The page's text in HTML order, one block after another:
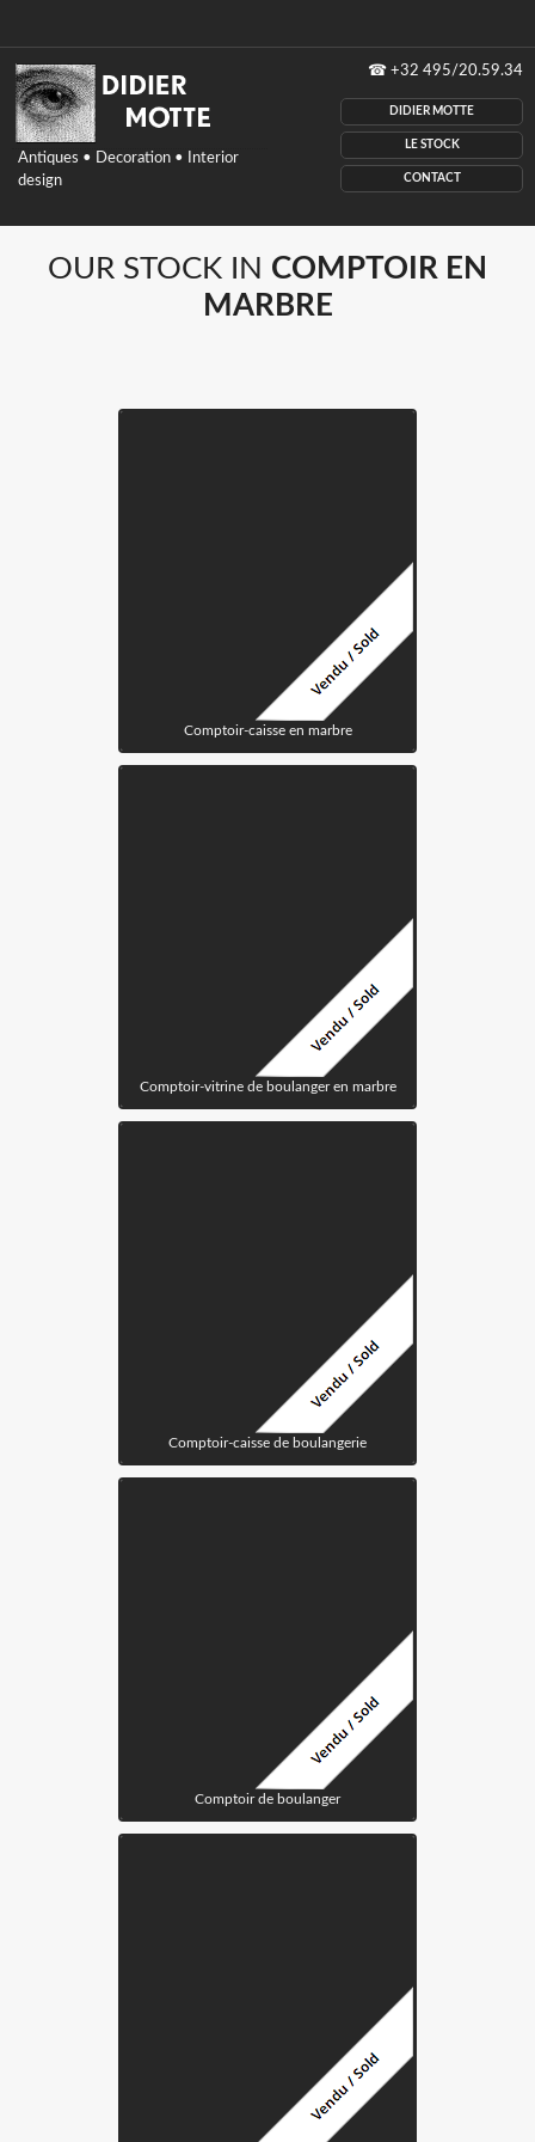
Didier
Motte
antiques,
Decoration,
interior
design,
Belgium
Antiques • Decoration • Interior
design
☎ +32 495/20.59.34
DIDIER MOTTE
LE STOCK
CONTACT
OUR STOCK IN COMPTOIR EN
MARBRE
Comptoir-caisse en marbre
Comptoir-vitrine de boulanger en marbre
Comptoir-caisse de boulangerie
Comptoir de boulanger